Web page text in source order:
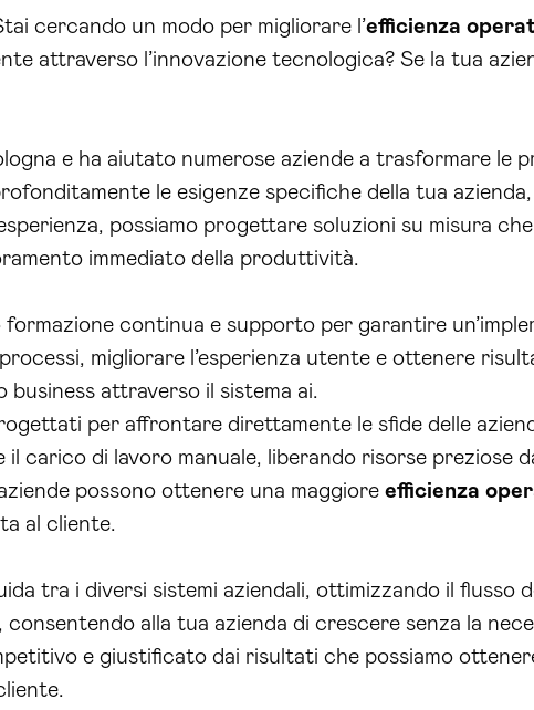
cercando un modo per migliorare l’efficienza
attraverso l’innovazione tecnologica? Se la tua
e ha aiutato numerose aziende a trasformare le
le esigenze specifiche della tua
possiamo progettare soluzioni su misura
immediato della produttività.
continua e supporto per garantire
migliorare l’esperienza utente e ottenere
attraverso il sistema ai.
per affrontare direttamente le sfide delle
carico di lavoro manuale, liberando risorse preziose
possono ottenere una maggiore efficienza
al cliente.
tra i diversi sistemi aziendali, ottimizzando il flusso
alla tua azienda di crescere senza la
e giustificato dai risultati che possiamo